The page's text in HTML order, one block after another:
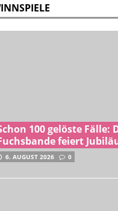
100 gelöste Fälle:
feiert
6. AUGUST 2026 0